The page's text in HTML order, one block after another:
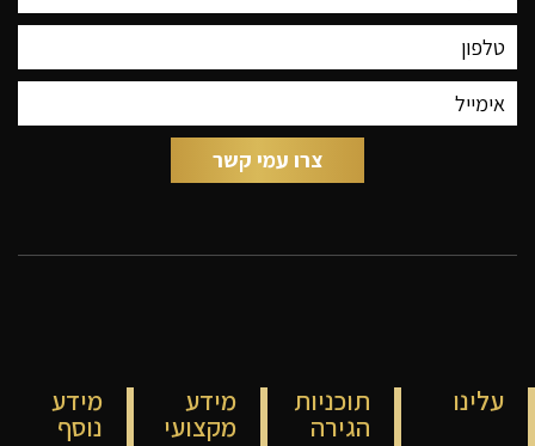
עלינו תוכניות
הגירה
מידע
מקצועי
מידע
נוסף